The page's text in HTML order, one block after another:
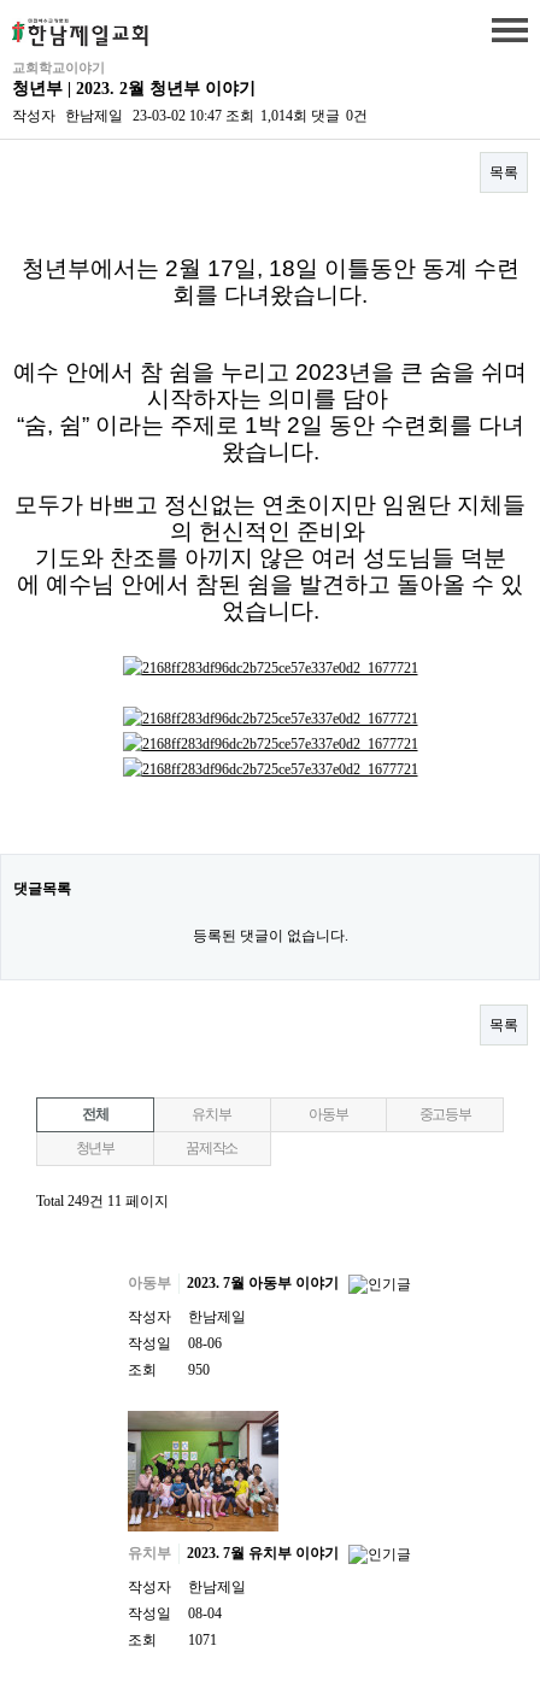
교회학교이야기
청년부 | 2023. 2월 청년부 이야기
작성자 한남제일 23-03-02 10:47 조회 1,014회 댓글 0건
목록
청년부에서는 2월 17일, 18일 이틀동안 동계 수련
회를 다녀왔습니다.
예수 안에서 참 쉼을 누리고 2023년을 큰 숨을 쉬며
시작하자는 의미를 담아
“숨, 쉼” 이라는 주제로 1박 2일 동안 수련회를 다녀
왔습니다.
모두가 바쁘고 정신없는 연초이지만 임원단 지체들
의 헌신적인 준비와
기도와 찬조를 아끼지 않은 여러 성도님들 덕분
에 예수님 안에서 참된 쉼을 발견하고 돌아올 수 있
었습니다.
댓글목록
등록된 댓글이 없습니다.
목록
전체 유치부 아동부
중고등부
청년부
꿈제작소
Total 249건 11 페이지
아동부
2023. 7월 아동부 이야기
작성자
한남제일
작성일
08-06
조회
950
유치부
2023. 7월 유치부 이야기
작성자
한남제일
작성일
08-04
조회
1071